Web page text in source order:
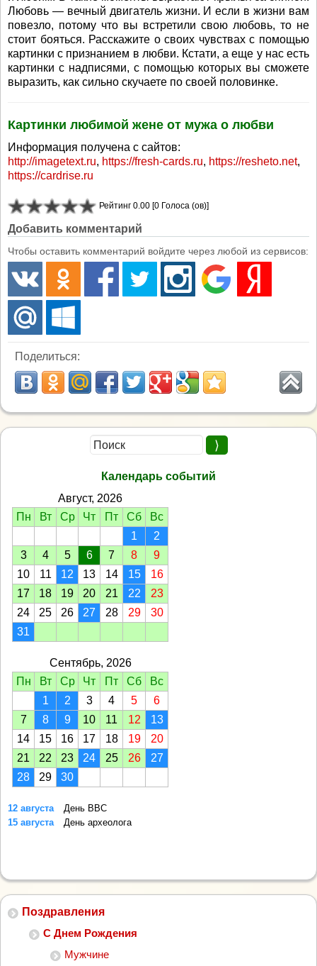
Поздравления
С Днем Рождения
Мужчине
Любовь — вечный двигатель жизни. И если в жизни вам
повезло, потому что вы встретили свою любовь, то не
стоит бояться. Расскажите о своих чувствах с помощью
картинки с признанием в любви. Кстати, а еще у нас есть
картинки с надписями, с помощью которых вы сможете
выразить, как сильно скучаете по своей половинке.
Картинки любимой жене от мужа о любви
Информация получена с сайтов:
http://imagetext.ru, https://fresh-cards.ru, https://resheto.net,
https://cardrise.ru
Рейтинг 0.00 [0 Голоса (ов)]
Добавить комментарий
Чтобы оставить комментарий войдите через любой из сервисов:
Поделиться:
Календарь событий
Август, 2026
Пн
Вт Ср Чт Пт Сб
Вс
1
2
3
4 5 6 7 8
9
10
11 12 13 14 15
16
17
18 19 20 21 22
23
24
25 26 27 28 29
30
31
Сентябрь, 2026
Пн
Вт Ср Чт Пт Сб
Вс
1
2 3 4 5
6
7
8 9 10 11 12
13
14
15 16 17 18 19
20
21
22 23 24 25 26
27
28
29 30
12 августа
День ВВС
15 августа
День археолога